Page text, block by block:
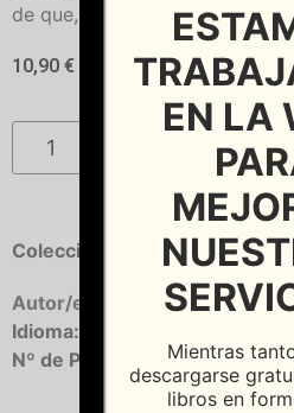
de que, sin el mal, el bien no
10,90 €
Añadir al carrito
Colección: Tascabili
Autor/es:
Camilleri, Andrea
Idioma:
Nº de Páginas:
72
EN LA
Mientras
descargarse
libros en